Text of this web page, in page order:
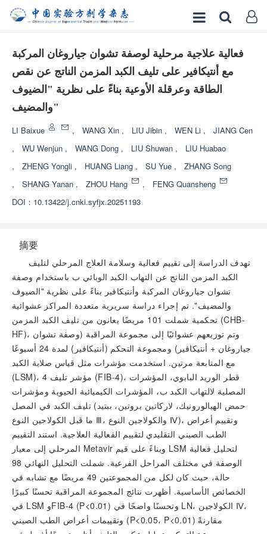
فعالية علاجية مرحلية لوصفة تشوان جياروغان المركبة
مع أنتيكافير على تليف الكبد المزمن الناتج عن نقص
الطاقة وعرقلة الأوعية بناءً على نظرية "الضيوف
والمضيف"
LI Baixue , WANG Xin , LIU Jibin , WEN Li ,
JIANG Cen
,
WU Wenjun , WANG Dong , LIU Shuwan ,
LIU Huabao
,
ZHENG Yongli , HUANG Liang , SU Yue ,
ZHANG Song
,
SHANG Yanan , ZHOU Hang ,
FENG Quansheng
DOI： 10.13422/j.cnki.syfjx.20251193
摘要
تهدف الدراسة إلى تقييم فعالية وسلامة العلاج المرحلي لتليف
الكبد المزمن الناتج عن التهاب الكبد الوبائي ب باستخدام وصفة
تشوان جياروغان المركبة وأنتيكافير بناءً على نظرية "الضيوف
والمضيف". تم إجراء دراسة سريرية متعددة المراكز عشوائية
تحكمية شملت 101 مريضًا يعانون من تليف الكبد المزمن (CHB-
HF)، وتم توزيعهم عشوائيًا إلى مجموعة المراقبة (وصفة تشوان
جياروغان + أنتيكافير) ومجموعة التحكم (أنتيكافير) لمدة 24 أسبوعًا
مع المتابعة مرتين. استخدمت مؤشرات مثل قياس صلابة الكبد
(LSM)، مؤشر تليف 4 (FIB-4)، قطر الوريد البابوي، المؤشرات
المصلية لالتهاب الكبد ب، المؤشرات الكيميائية الحيوية ومؤشرات
تليف الكبد في المصل (حمض الهيالورونيك، لاركاتين بروتين، ببتيد
ما قبل الكولاجين النوع Ⅲ، والكولاجين النوع Ⅳ)، وتقييم أعراض
الطب الصيني التقليدي لتقييم الفعالية العلاجية. استند التقييم
المرحلي إلى معيار Metavir وبناءً على قيم LSM لتحليل فعالية
الوصفة في مختلف المراحل الفرعية. شملت التحليل النهائي 98
حالة، حيث كان لكل من المجموعتين 49 مريضًا مع تشابه في
الخصائص الأساسية. أظهرت نتائج المجموعة المراقبة تحسنًا كبيرًا
في LSM وFIB-4 (P<0.01) وتحسنًا واضحًا في LN، الكولاجين Ⅳ،
وتقييمات أعراض الطب الصيني (P<0.05، P<0.01) مقارنةً